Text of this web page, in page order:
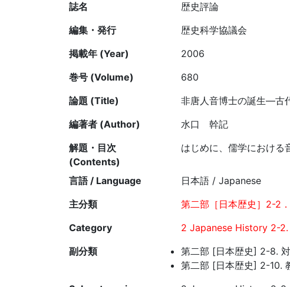
誌名
歴史評論
編集・発行
歴史科学協議会
掲載年 (Year)
2006
巻号 (Volume)
680
論題 (Title)
非唐人音博士の誕生―古
編著者 (Author)
水口 幹記
解題・目次
(Contents)
はじめに、儒学における
言語 / Language
日本語 / Japanese
主分類
第二部［日本歴史］2-2
Category
2 Japanese History 2-
副分類
第二部 [日本歴史] 2-8.
第二部 [日本歴史] 2-10.